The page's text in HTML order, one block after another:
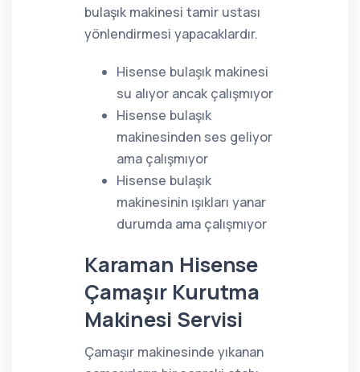
bulaşık makinesi tamir ustası
yönlendirmesi yapacaklardır.
Hisense bulaşık makinesi
su alıyor ancak çalışmıyor
Hisense bulaşık
makinesinden ses geliyor
ama çalışmıyor
Hisense bulaşık
makinesinin ışıkları yanar
durumda ama çalışmıyor
Karaman Hisense
Çamaşır Kurutma
Makinesi Servisi
Çamaşır makinesinde yıkanan